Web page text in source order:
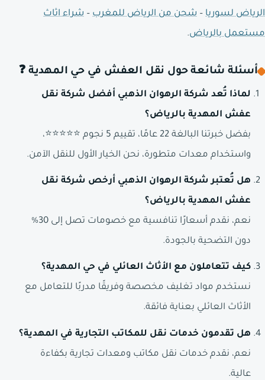
الرياض لسوريا – شحن من الرياض للمغرب – شراء اثاث
مستعمل بالرياض.
أسئلة شائعة حول نقل العفش في حي المهدية ❓
لماذا تُعد شركة الرهوان الذهبي أفضل شركة نقل
عفش المهدية بالرياض؟
بفضل خبرتنا البالغة 22 عامًا، تقييم 5 نجوم ⭐⭐⭐⭐⭐،
واستخدام معدات متطورة، نحن الخيار الأول للنقل الآمن.
هل تُعتبر شركة الرهوان الذهبي أرخص شركة نقل
عفش المهدية بالرياض؟
نعم، نقدم أسعارًا تنافسية مع خصومات تصل إلى 30%
دون التضحية بالجودة.
كيف تتعاملون مع الأثاث العائلي في حي المهدية؟
نستخدم مواد تغليف مخصصة وفريقًا مدربًا للتعامل مع
الأثاث العائلي بعناية فائقة.
هل تقدمون خدمات نقل للمكاتب التجارية في المهدية؟
نعم، نقدم خدمات نقل مكاتب ومعدات تجارية بكفاءة
عالية.